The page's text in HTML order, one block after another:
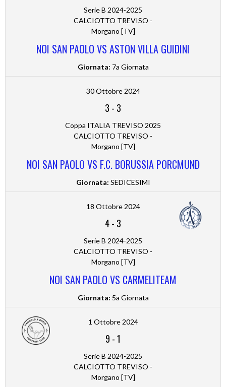
Serie B 2024-2025
CALCIOTTO TREVISO -
Morgano [TV]
NOI SAN PAOLO VS ASTON VILLA GUIDINI
Giornata: 7a Giornata
30 Ottobre 2024
3 - 3
Coppa ITALIA TREVISO 2025
CALCIOTTO TREVISO -
Morgano [TV]
NOI SAN PAOLO VS F.C. BORUSSIA PORCMUND
Giornata: SEDICESIMI
18 Ottobre 2024
4- 3
Serie B 2024-2025
CALCIOTTO TREVISO -
Morgano [TV]
NOI SAN PAOLO VS CARMELITEAM
Giornata: 5a Giornata
1 Ottobre 2024
9 -1
Serie B 2024-2025
CALCIOTTO TREVISO -
Morgano [TV]